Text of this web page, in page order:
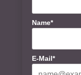
Name*
E-Mail*